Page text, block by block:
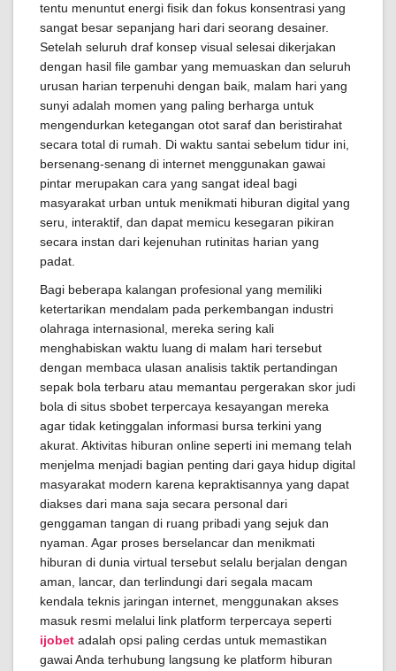
tentu menuntut energi fisik dan fokus konsentrasi yang
sangat besar sepanjang hari dari seorang desainer.
Setelah seluruh draf konsep visual selesai dikerjakan
dengan hasil file gambar yang memuaskan dan seluruh
urusan harian terpenuhi dengan baik, malam hari yang
sunyi adalah momen yang paling berharga untuk
mengendurkan ketegangan otot saraf dan beristirahat
secara total di rumah. Di waktu santai sebelum tidur ini,
bersenang-senang di internet menggunakan gawai
pintar merupakan cara yang sangat ideal bagi
masyarakat urban untuk menikmati hiburan digital yang
seru, interaktif, dan dapat memicu kesegaran pikiran
secara instan dari kejenuhan rutinitas harian yang
padat.
Bagi beberapa kalangan profesional yang memiliki
ketertarikan mendalam pada perkembangan industri
olahraga internasional, mereka sering kali
menghabiskan waktu luang di malam hari tersebut
dengan membaca ulasan analisis taktik pertandingan
sepak bola terbaru atau memantau pergerakan skor judi
bola di situs sbobet terpercaya kesayangan mereka
agar tidak ketinggalan informasi bursa terkini yang
akurat. Aktivitas hiburan online seperti ini memang telah
menjelma menjadi bagian penting dari gaya hidup digital
masyarakat modern karena kepraktisannya yang dapat
diakses dari mana saja secara personal dari
genggaman tangan di ruang pribadi yang sejuk dan
nyaman. Agar proses berselancar dan menikmati
hiburan di dunia virtual tersebut selalu berjalan dengan
aman, lancar, dan terlindungi dari segala macam
kendala teknis jaringan internet, menggunakan akses
masuk resmi melalui link platform terpercaya seperti
ijobet adalah opsi paling cerdas untuk memastikan
gawai Anda terhubung langsung ke platform hiburan